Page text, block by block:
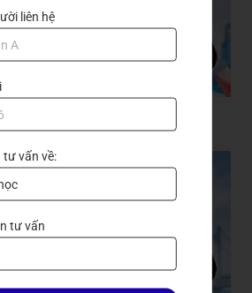
2026: Gặp Pukyong, săn học bổng
liên hệ
tư vấn về:
tư vấn